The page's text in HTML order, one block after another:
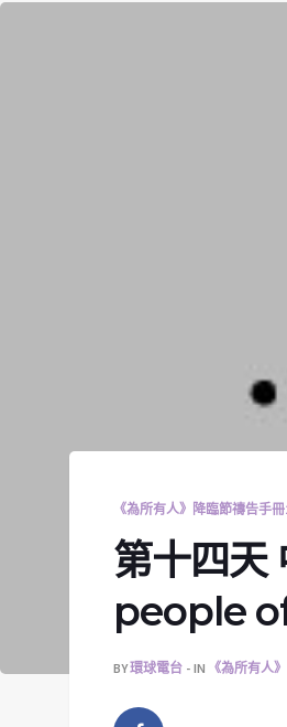
《為所有人》降臨節禱告手冊
第十四天
people
BY環球電台 IN 《為所有人